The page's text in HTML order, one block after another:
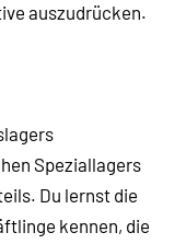
auszudrücken.
Speziallagers
Du lernst die
kennen, die